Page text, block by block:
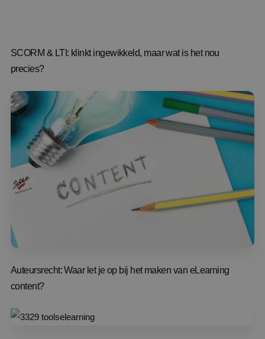
SCORM & LTI: klinkt ingewikkeld, maar wat is het nou
precies?
Auteursrecht: Waar let je op bij het maken van eLearning
content?